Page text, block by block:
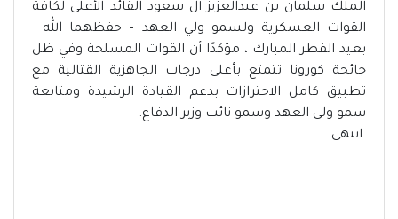
الملك سلمان بن عبدالعزيز آل سعود القائد الأعلى لكافة
القوات العسكرية ولسمو ولي العهد – حفظهما الله -
بعيد الفطر المبارك ، مؤكدًا أن القوات المسلحة وفي ظل
جائحة كورونا تتمتع بأعلى درجات الجاهزية القتالية مع
تطبيق كامل الاحترازات بدعم القيادة الرشيدة ومتابعة
سمو ولي العهد وسمو نائب وزير الدفاع.
انتهى